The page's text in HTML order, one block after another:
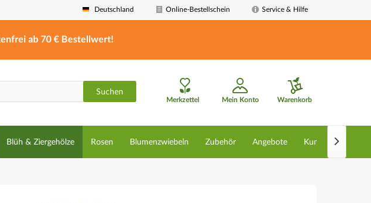
Deutschland Online-Bestellschein Service & Hilfe
ab 70 € Bestellwert!
Suchen
Merkzettel Mein Konto Warenkorb
Blüh & Ziergehölze Rosen Blumenzwiebeln Zubehör Angebote Kunstpflanzen
